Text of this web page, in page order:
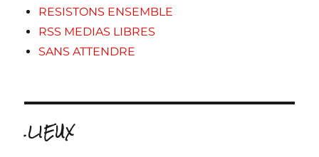
RESISTONS ENSEMBLE
RSS MEDIAS LIBRES
SANS ATTENDRE
.LIEUX